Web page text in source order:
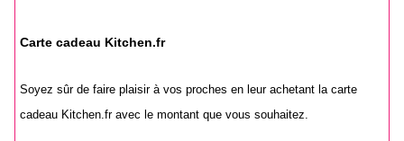
Carte cadeau Kitchen.fr
Soyez sûr de faire plaisir à vos proches en leur achetant la carte
cadeau Kitchen.fr avec le montant que vous souhaitez.